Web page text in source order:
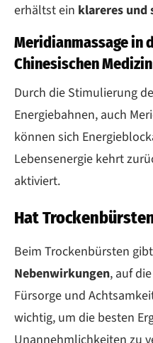
erhältst ein klareres und
Meridianmassage in
Chinesischen
Durch die Stimulierung
Energiebahnen, auch
können sich
Lebensenergie kehrt
aktiviert.
Hat
Beim Trockenbürsten
Nebenwirkungen, auf
Fürsorge und
wichtig, um die besten